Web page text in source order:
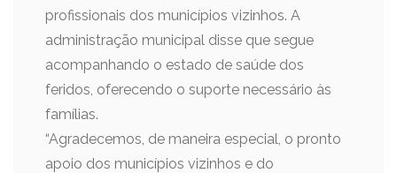
profissionais dos municípios vizinhos. A
administração municipal disse que segue
acompanhando o estado de saúde dos
feridos, oferecendo o suporte necessário às
famílias.
“Agradecemos, de maneira especial, o pronto
apoio dos municípios vizinhos e do